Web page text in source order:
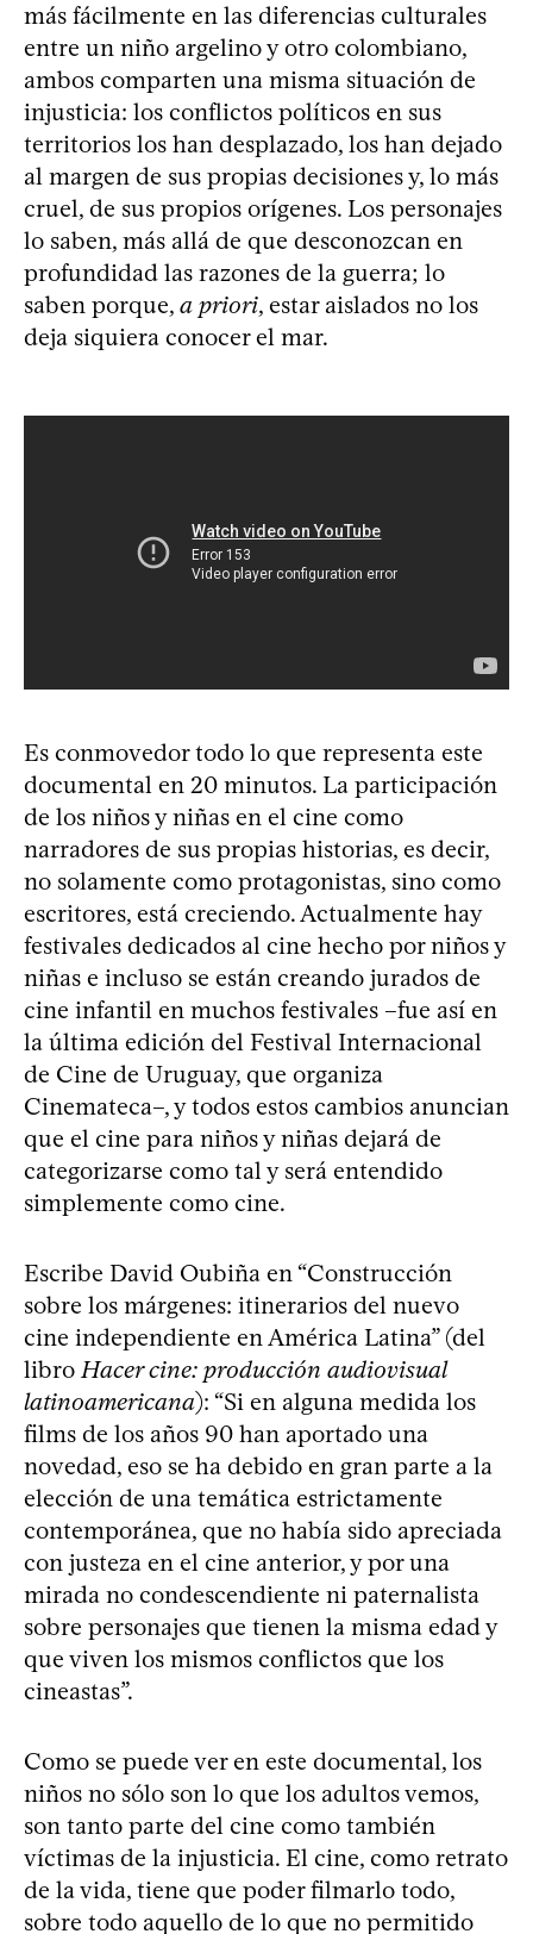
más fácilmente en las diferencias culturales
entre un niño argelino y otro colombiano,
ambos comparten una misma situación de
injusticia: los conflictos políticos en sus
territorios los han desplazado, los han dejado
al margen de sus propias decisiones y, lo más
cruel, de sus propios orígenes. Los personajes
lo saben, más allá de que desconozcan en
profundidad las razones de la guerra; lo
saben porque, a priori, estar aislados no los
deja siquiera conocer el mar.
Es conmovedor todo lo que representa este
documental en 20 minutos. La participación
de los niños y niñas en el cine como
narradores de sus propias historias, es decir,
no solamente como protagonistas, sino como
escritores, está creciendo. Actualmente hay
festivales dedicados al cine hecho por niños y
niñas e incluso se están creando jurados de
cine infantil en muchos festivales –fue así en
la última edición del Festival Internacional
de Cine de Uruguay, que organiza
Cinemateca–, y todos estos cambios anuncian
que el cine para niños y niñas dejará de
categorizarse como tal y será entendido
simplemente como cine.
Escribe David Oubiña en “Construcción
sobre los márgenes: itinerarios del nuevo
cine independiente en América Latina” (del
libro Hacer cine: producción audiovisual
latinoamericana): “Si en alguna medida los
films de los años 90 han aportado una
novedad, eso se ha debido en gran parte a la
elección de una temática estrictamente
contemporánea, que no había sido apreciada
con justeza en el cine anterior, y por una
mirada no condescendiente ni paternalista
sobre personajes que tienen la misma edad y
que viven los mismos conflictos que los
cineastas”.
Como se puede ver en este documental, los
niños no sólo son lo que los adultos vemos,
son tanto parte del cine como también
víctimas de la injusticia. El cine, como retrato
de la vida, tiene que poder filmarlo todo,
sobre todo aquello de lo que no permitido